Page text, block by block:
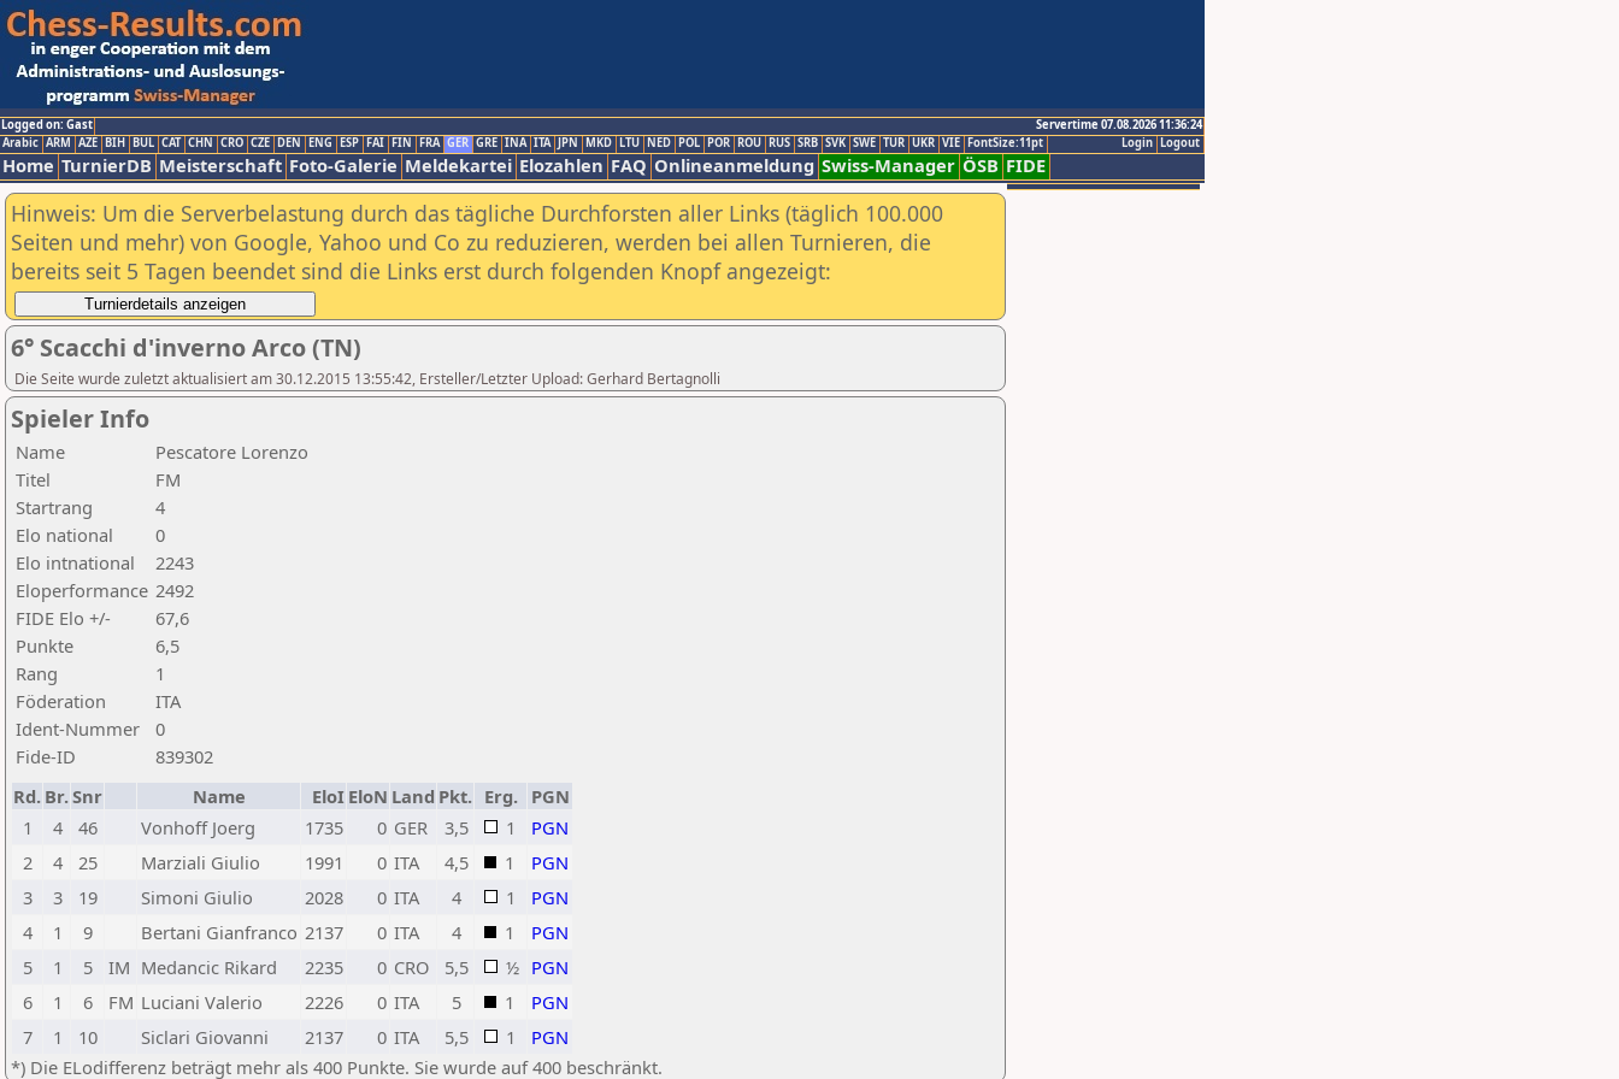
Logged on: Gast
Servertime 07.08.2026 11:36:24
Logout
Login
Arabic ARM AZE BIH BUL CAT CHN CRO CZE DEN ENG ESP FAI FIN FRA GER GRE INA ITA JPN MKD LTU NED POL POR ROU RUS SRB SVK SWE TUR UKR VIE FontSize:11pt
Home TurnierDB Meisterschaft Foto-Galerie Meldekartei Elozahlen FAQ Onlineanmeldung Swiss-Manager ÖSB FIDE
Hinweis: Um die Serverbelastung durch das tägliche Durchforsten aller Links (täglich 100.000
Seiten und mehr) von Google, Yahoo und Co zu reduzieren, werden bei allen Turnieren, die
bereits seit 5 Tagen beendet sind die Links erst durch folgenden Knopf angezeigt:
6° Scacchi d'inverno Arco (TN)
Die Seite wurde zuletzt aktualisiert am 30.12.2015 13:55:42, Ersteller/Letzter Upload: Gerhard Bertagnolli
Spieler Info
Name
Pescatore Lorenzo
Titel
FM
Startrang
4
Elo national
0
Elo intnational
2243
Eloperformance 2492
FIDE Elo +/-
67,6
Punkte
6,5
Rang
1
Föderation
ITA
Ident-Nummer
0
Fide-ID
839302
Rd. Br.Snr Name EloI EloN Land Pkt. Erg.
PGN
1
4 46 Vonhoff Joerg 1735 0 GER 3,5 1
PGN
2
4 25 Marziali Giulio 1991 0 ITA 4,5 1
PGN
3
3 19 Simoni Giulio 2028 0 ITA 4 1
PGN
4
1 9 Bertani Gianfranco 2137 0 ITA 4 1
PGN
5
1 5 IM Medancic Rikard 2235 0 CRO 5,5 ½ PGN
6
1 6 FM Luciani Valerio 2226 0 ITA 5 1
PGN
7
1 10 Siclari Giovanni 2137 0 ITA 5,5 1
PGN
*) Die ELodifferenz beträgt mehr als 400 Punkte. Sie wurde auf 400 beschränkt.